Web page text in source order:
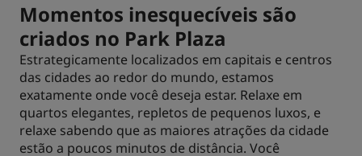
Momentos inesquecíveis são
criados no Park Plaza
Estrategicamente localizados em capitais e centros
das cidades ao redor do mundo, estamos
exatamente onde você deseja estar. Relaxe em
quartos elegantes, repletos de pequenos luxos, e
relaxe sabendo que as maiores atrações da cidade
estão a poucos minutos de distância. Você